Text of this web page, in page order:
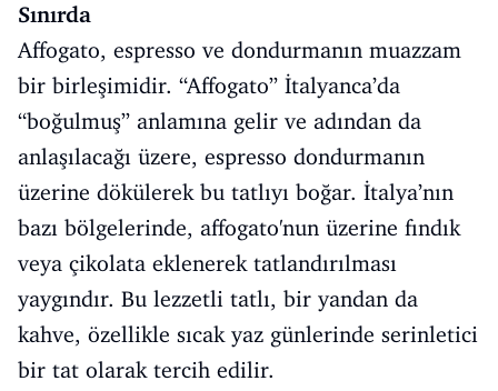
Sınırda
Affogato, espresso ve dondurmanın muazzam
bir birleşimidir. “Affogato” İtalyanca’da
“boğulmuş” anlamına gelir ve adından da
anlaşılacağı üzere, espresso dondurmanın
üzerine dökülerek bu tatlıyı boğar. İtalya’nın
bazı bölgelerinde, affogato'nun üzerine fındık
veya çikolata eklenerek tatlandırılması
yaygındır. Bu lezzetli tatlı, bir yandan da
kahve, özellikle sıcak yaz günlerinde serinletici
bir tat olarak tercih edilir.